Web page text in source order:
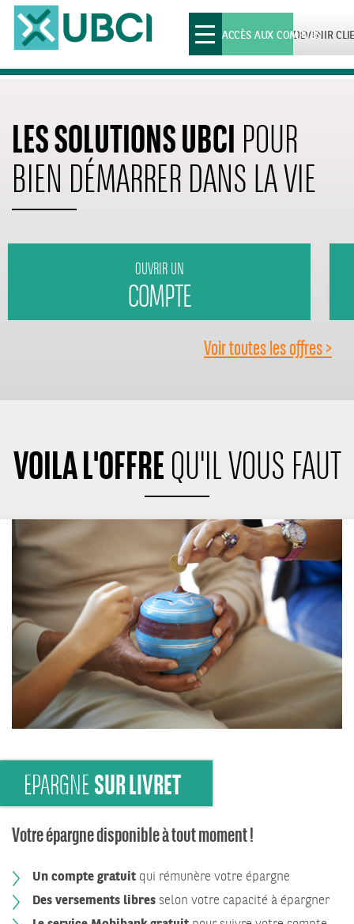
Toggle
navigationDEVENIR
ACCÈS AUX COMPTES
LES SOLUTIONS UBCIPOUR
BIEN DÉMARRER DANS LA VIE
OUVRIR UN
COMPTE
Voir toutes les offres >
VOILA L'OFFREQU'IL VOUS FAUT
EPARGNESUR LIVRET
Votre épargne disponible à tout moment !
Un compte gratuit qui rémunère votre épargne
Des versements libres selon votre capacité à épargner